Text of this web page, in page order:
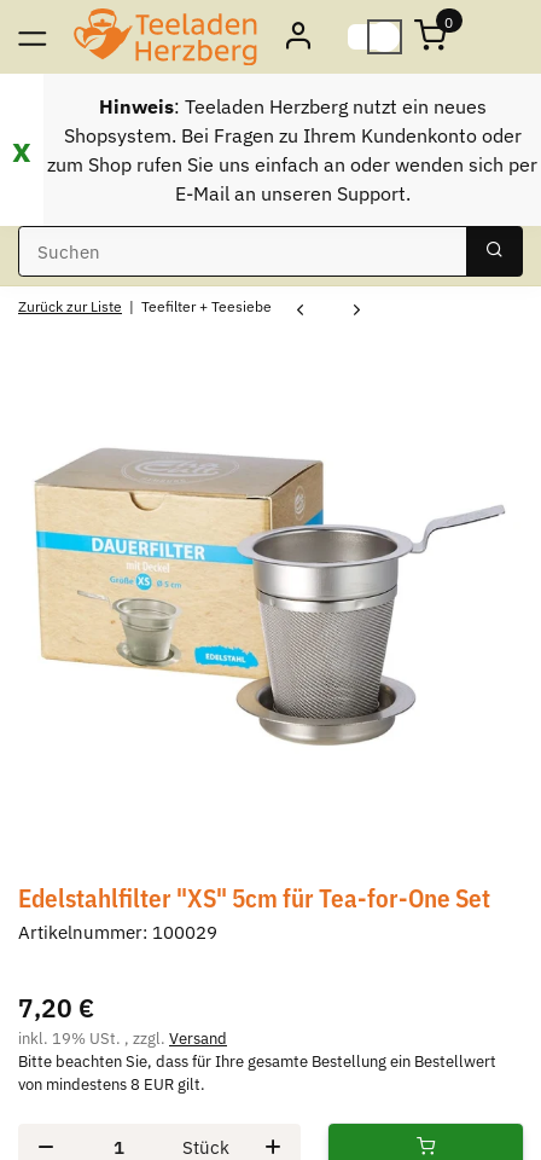
0
x
Hinweis: Teeladen Herzberg nutzt ein neues
Shopsystem. Bei Fragen zu Ihrem Kundenkonto oder
zum Shop rufen Sie uns einfach an oder wenden sich per
E-Mail an unseren Support.
Zurück zur Liste Teefilter + Teesiebe
Edelstahlfilter "XS" 5cm für Tea-for-One Set
Artikelnummer: 100029
7,20 €
inkl. 19% USt. , zzgl. Versand
Bitte beachten Sie, dass für Ihre gesamte Bestellung ein Bestellwert
von mindestens 8 EUR gilt.
Stück